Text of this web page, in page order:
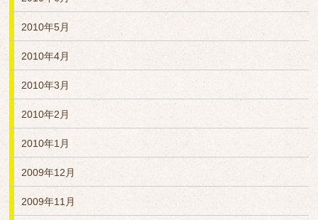
2010年5月
2010年4月
2010年3月
2010年2月
2010年1月
2009年12月
2009年11月